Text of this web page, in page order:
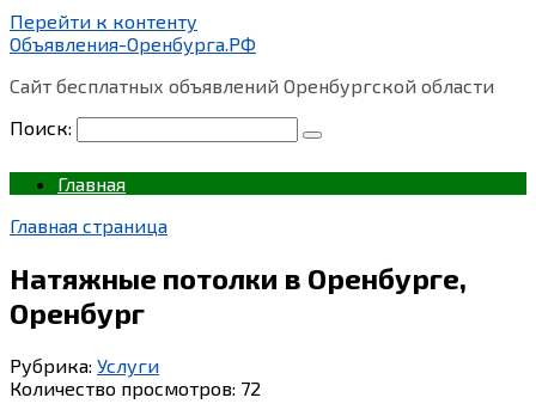
Перейти к контенту
Объявления-Оренбурга.РФ
Сайт бесплатных объявлений Оренбургской области
Поиск:
Главная
Главная страница
Натяжные потолки в Оренбурге,
Оренбург
Рубрика: Услуги
Количество просмотров: 72